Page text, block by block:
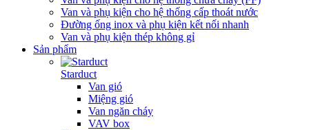
Van và phụ kiện cho hệ thống cấp thoát nước
Đường ống inox và phụ kiện kết nối nhanh
Van và phụ kiện thép không gỉ
Sản phẩm
Starduct
Van gió
Miệng gió
Van ngăn cháy
VAV box